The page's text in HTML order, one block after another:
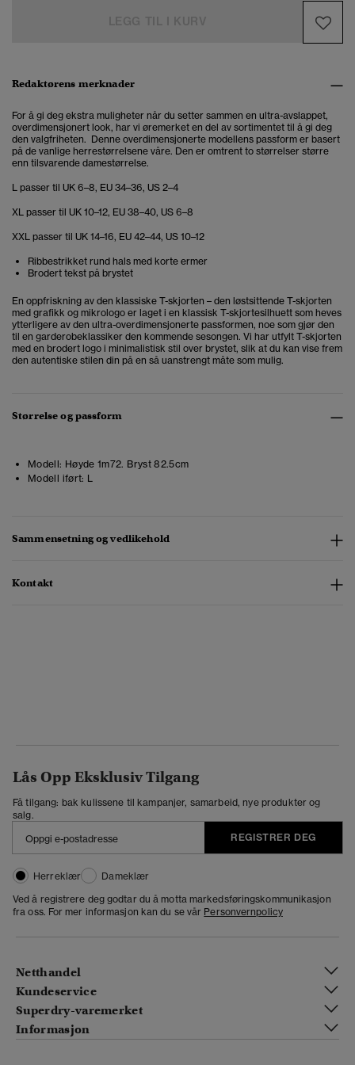
Redaktørens merknader
For å gi deg ekstra muligheter når du setter sammen en ultra-avslappet,
overdimensjonert look, har vi øremerket en del av sortimentet til å gi deg
den valgfriheten. Denne overdimensjonerte modellens passform er basert
på de vanlige herrestørrelsene våre. Den er omtrent to størrelser større
enn tilsvarende damestørrelse.
L passer til UK 6–8, EU 34–36, US 2–4
XL passer til UK 10–12, EU 38–40, US 6–8
XXL passer til UK 14–16, EU 42–44, US 10–12
Ribbestrikket rund hals med korte ermer
Brodert tekst på brystet
En oppfriskning av den klassiske T-skjorten – den løstsittende T-skjorten
med grafikk og mikrologo er laget i en klassisk T-skjortesilhuett som heves
ytterligere av den ultra-overdimensjonerte passformen, noe som gjør den
til en garderobeklassiker den kommende sesongen. Vi har utfylt T-skjorten
med en brodert logo i minimalistisk stil over brystet, slik at du kan vise frem
den autentiske stilen din på en så uanstrengt måte som mulig.
Størrelse og passform
Modell: Høyde 1m72. Bryst 82.5cm
Modell iført: L
Sammensetning og vedlikehold
Kontakt
Lås Opp Eksklusiv Tilgang
Få tilgang: bak kulissene til kampanjer, samarbeid, nye produkter og
salg.
REGISTRER DEG
Herreklær
Dameklær
Ved å registrere deg godtar du å motta markedsføringskommunikasjon
fra oss. For mer informasjon kan du se vår Personvernpolicy
Netthandel
Kundeservice
Superdry-varemerket
Informasjon